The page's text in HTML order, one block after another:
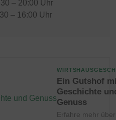
– 20:00 Uhr
– 16:00 Uhr
Ein Gutshof
Geschichte
Genuss
Erfahre mehr über